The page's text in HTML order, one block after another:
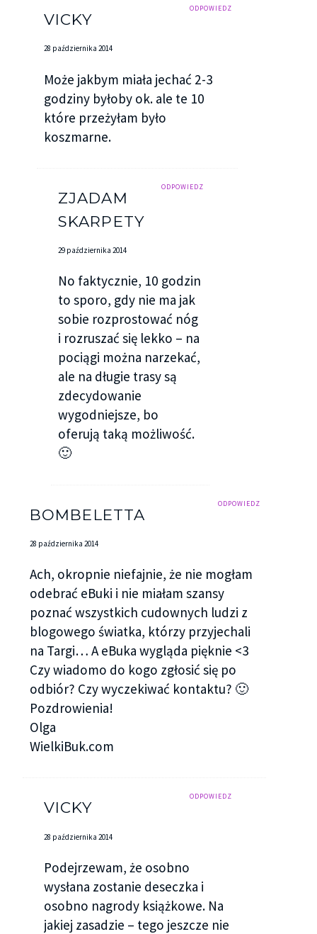
ODPOWIEDZ
VICKY
28 października 2014
Może jakbym miała jechać 2-3
godziny byłoby ok. ale te 10
które przeżyłam było
koszmarne.
ODPOWIEDZ
ZJADAM
SKARPETY
29 października 2014
No faktycznie, 10 godzin
to sporo, gdy nie ma jak
sobie rozprostować nóg
i rozruszać się lekko – na
pociągi można narzekać,
ale na długie trasy są
zdecydowanie
wygodniejsze, bo
oferują taką możliwość.
🙂
ODPOWIEDZ
BOMBELETTA
28 października 2014
Ach, okropnie niefajnie, że nie mogłam
odebrać eBuki i nie miałam szansy
poznać wszystkich cudownych ludzi z
blogowego światka, którzy przyjechali
na Targi… A eBuka wygląda pięknie <3
Czy wiadomo do kogo zgłosić się po
odbiór? Czy wyczekiwać kontaktu? 🙂
Pozdrowienia!
Olga
WielkiBuk.com
ODPOWIEDZ
VICKY
28 października 2014
Podejrzewam, że osobno
wysłana zostanie deseczka i
osobno nagrody książkowe. Na
jakiej zasadzie – tego jeszcze nie